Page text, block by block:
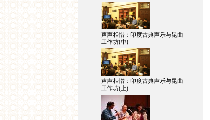
声声相惜：印度古典声乐与昆曲
工作坊(中)
声声相惜：印度古典声乐与昆曲
工作坊(上)